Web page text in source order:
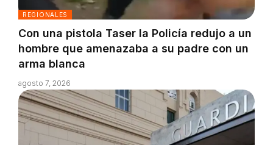
REGIONALES
Con una pistola Taser la Policía redujo a un
hombre que amenazaba a su padre con un
arma blanca
agosto 7, 2026